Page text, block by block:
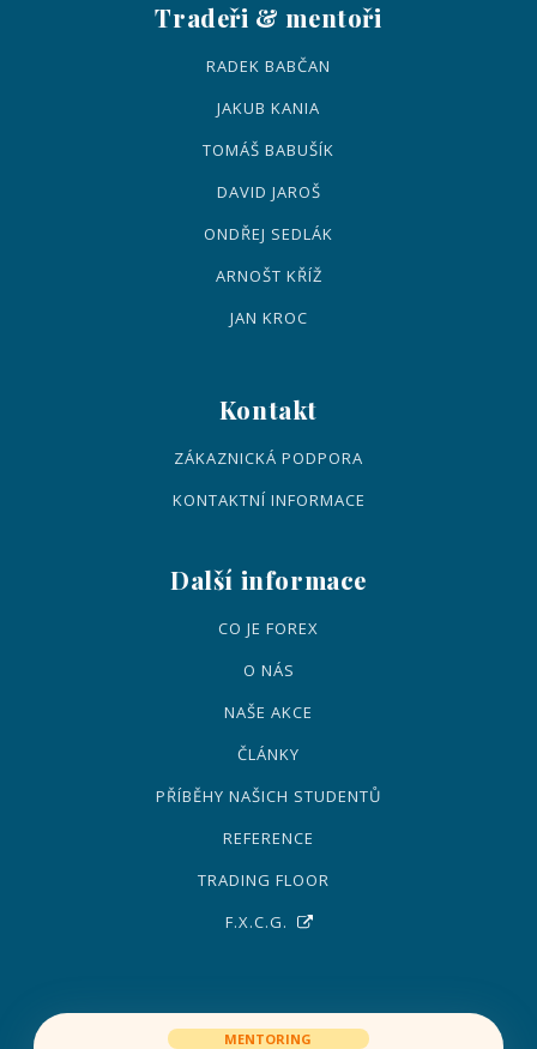
Tradeři & mentoři
RADEK BABČAN
JAKUB KANIA
TOMÁŠ BABUŠÍK
DAVID JAROŠ
ONDŘEJ SEDLÁK
ARNOŠT KŘÍŽ
JAN KROC
Kontakt
ZÁKAZNICKÁ PODPORA
KONTAKTNÍ INFORMACE
Další informace
CO JE FOREX
O NÁS
NAŠE AKCE
ČLÁNKY
PŘÍBĚHY NAŠICH STUDENTŮ
REFERENCE
TRADING FLOOR
F.X.C.G.
MENTORING